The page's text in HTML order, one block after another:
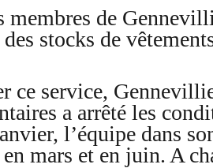
membres de
stocks de
ce service,
a arrêté les
l’équipe dans
mars et en juin. A